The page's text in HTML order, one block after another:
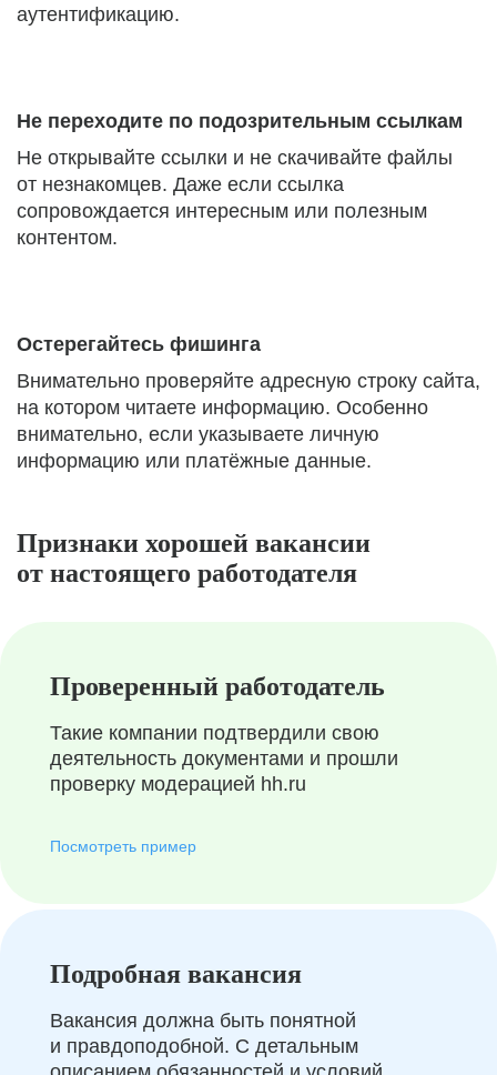
аутентификацию.
Не переходите по подозрительным ссылкам
Не открывайте ссылки и не скачивайте файлы
от незнакомцев. Даже если ссылка
сопровождается интересным или полезным
контентом.
Остерегайтесь фишинга
Внимательно проверяйте адресную строку сайта,
на котором читаете информацию. Особенно
внимательно, если указываете личную
информацию или платёжные данные.
Признаки хорошей вакансии
от настоящего работодателя
Проверенный работодатель
Такие компании подтвердили свою
деятельность документами и прошли
проверку модерацией hh.ru
Посмотреть пример
Подробная вакансия
Вакансия должна быть понятной
и правдоподобной. С детальным